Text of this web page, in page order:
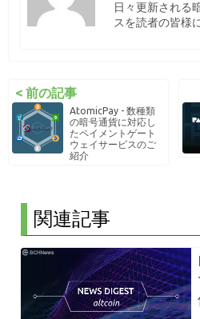
日々更新される
スを読者の皆様
< 前の記事
AtomicPay - 数種類
の暗号通貨に対応し
たペイメントゲート
ウェイサービスのご
紹介
関連記事